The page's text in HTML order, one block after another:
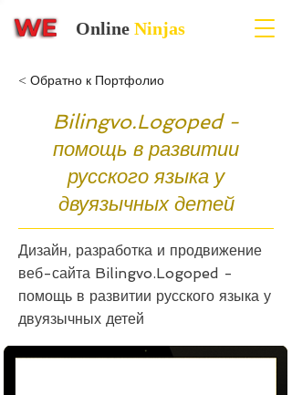
Online Ninjas
< Обратно к Портфолио
Bilingvo.Logoped -
помощь в развитии
русского языка у
двуязычных детей
Дизайн, разработка и продвижение
веб-сайта Bilingvo.Logoped -
помощь в развитии русского языка у
двуязычных детей